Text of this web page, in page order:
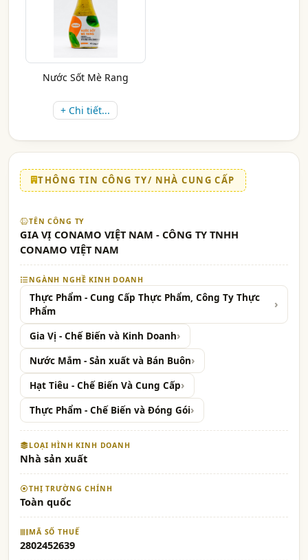
Nước Sốt Mè Rang
+ Chi tiết...
THÔNG TIN CÔNG TY/ NHÀ CUNG CẤP
TÊN CÔNG TY
GIA VỊ CONAMO VIỆT NAM - CÔNG TY TNHH
CONAMO VIỆT NAM
NGÀNH NGHỀ KINH DOANH
Thực Phẩm - Cung Cấp Thực Phẩm, Công Ty Thực
Phẩm
Gia Vị - Chế Biến và Kinh Doanh
Nước Mắm - Sản xuất và Bán Buôn
Hạt Tiêu - Chế Biến Và Cung Cấp
Thực Phẩm - Chế Biến và Đóng Gói
LOẠI HÌNH KINH DOANH
Nhà sản xuất
THỊ TRƯỜNG CHÍNH
Toàn quốc
MÃ SỐ THUẾ
2802452639